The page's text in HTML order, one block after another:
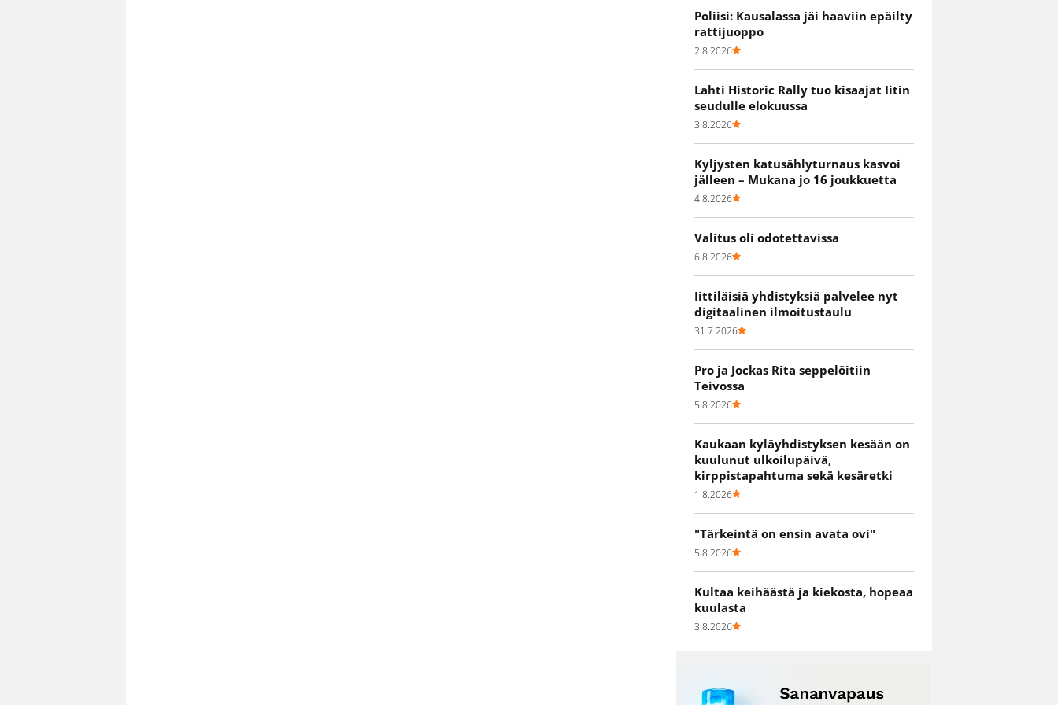
Poliisi: Kausalassa jäi haaviin epäilty
rattijuoppo
2.8.2026
Lahti Historic Rally tuo kisaajat Iitin
seudulle elokuussa
3.8.2026
Kyljysten katusählyturnaus kasvoi
jälleen – Mukana jo 16 joukkuetta
4.8.2026
Valitus oli odotettavissa
6.8.2026
Iittiläisiä yhdistyksiä palvelee nyt
digitaalinen ilmoitustaulu
31.7.2026
Pro ja Jockas Rita seppelöitiin
Teivossa
5.8.2026
Kaukaan kyläyhdistyksen kesään on
kuulunut ulkoilupäivä,
kirppistapahtuma sekä kesäretki
1.8.2026
"Tärkeintä on ensin avata ovi"
5.8.2026
Kultaa keihäästä ja kiekosta, hopeaa
kuulasta
3.8.2026